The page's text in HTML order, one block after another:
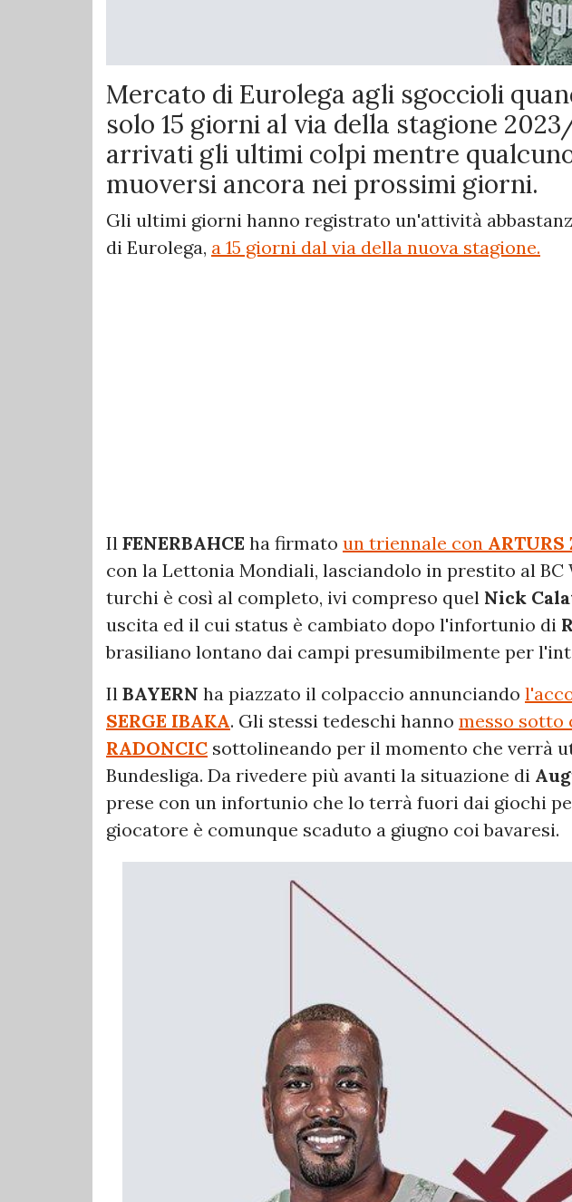
Mercato di Eurolega agli sgoccioli
solo 15 giorni al via della stagione
arrivati gli ultimi colpi mentre
muoversi ancora nei prossimi giorni.
Gli ultimi giorni hanno registrato un'attività
di Eurolega, a 15 giorni dal via della nuova stagione.
Il FENERBAHCE ha firmato un triennale con ARTURS
con la Lettonia Mondiali, lasciandolo in prestito al BC
turchi è così al completo, ivi compreso quel Nick
uscita ed il cui status è cambiato dopo l'infortunio di
brasiliano lontano dai campi presumibilmente per
Il BAYERN ha piazzato il colpaccio annunciando
SERGE IBAKA. Gli stessi tedeschi hanno messo
RADONCIC sottolineando per il momento che verrà
Bundesliga. Da rivedere più avanti la situazione di
prese con un infortunio che lo terrà fuori dai giochi
giocatore è comunque scaduto a giugno coi bavaresi.